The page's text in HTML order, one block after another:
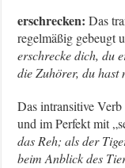
erschrecken: Das
regelmäßig gebeugt
erschrecke dich, du
die Zuhörer, du hast
Das intransitive
und im Perfekt mit
das Reh; als der
beim Anblick des